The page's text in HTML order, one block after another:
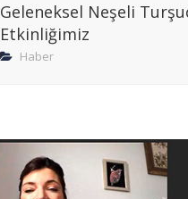
Geleneksel Neşeli
Etkinliğimiz
Haber